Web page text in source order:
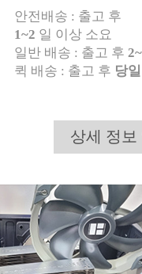
안전배송 : 출고 후
1~2 일 이상 소요
일반 배송 : 출고 후
퀵 배송 : 출고 후 당
상세 정